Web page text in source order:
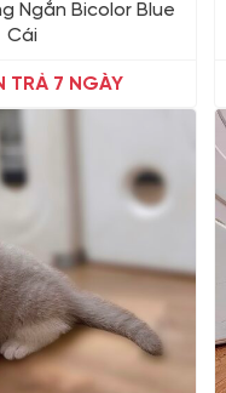
Ngắn Bicolor Blue
Cái
TRẢ 7 NGÀY